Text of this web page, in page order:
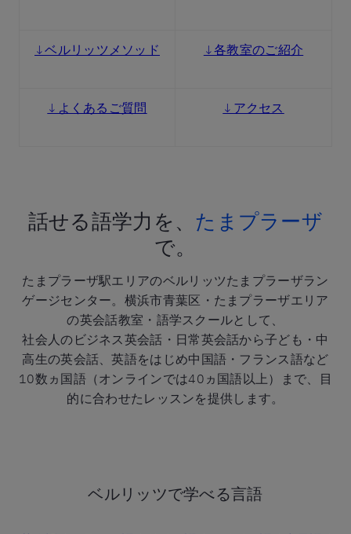
↓ベルリッツメソッド ↓各教室のご紹介
↓よくあるご質問 ↓アクセス
話せる語学力を、 たまプラーザ
で。
たまプラーザ駅エリアのベルリッツたまプラーザラン
ゲージセンター。横浜市青葉区・たまプラーザエリア
の英会話教室・語学スクールとして、
社会人のビジネス英会話・日常英会話から子ども・中
高生の英会話、英語をはじめ中国語・フランス語など
10数ヵ国語（オンラインでは40ヵ国語以上）まで、目
的に合わせたレッスンを提供します。
ベルリッツで学べる言語